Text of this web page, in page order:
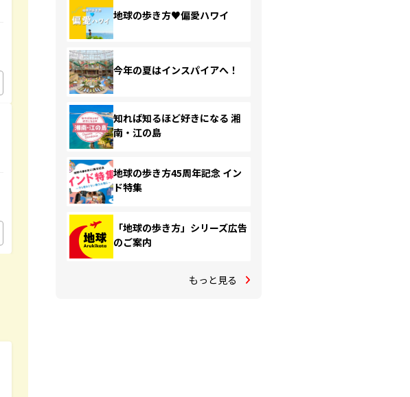
地球の歩き方♥偏愛ハワイ
今年の夏はインスパイアへ！
知れば知るほど好きになる 湘
南・江の島
地球の歩き方45周年記念 イン
ド特集
「地球の歩き方」シリーズ広告
のご案内
もっと見る